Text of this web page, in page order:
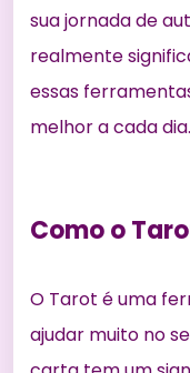
sua jornada de
realmente
essas
melhor a cada dia.
Como o
O Tarot é uma
ajudar muito no